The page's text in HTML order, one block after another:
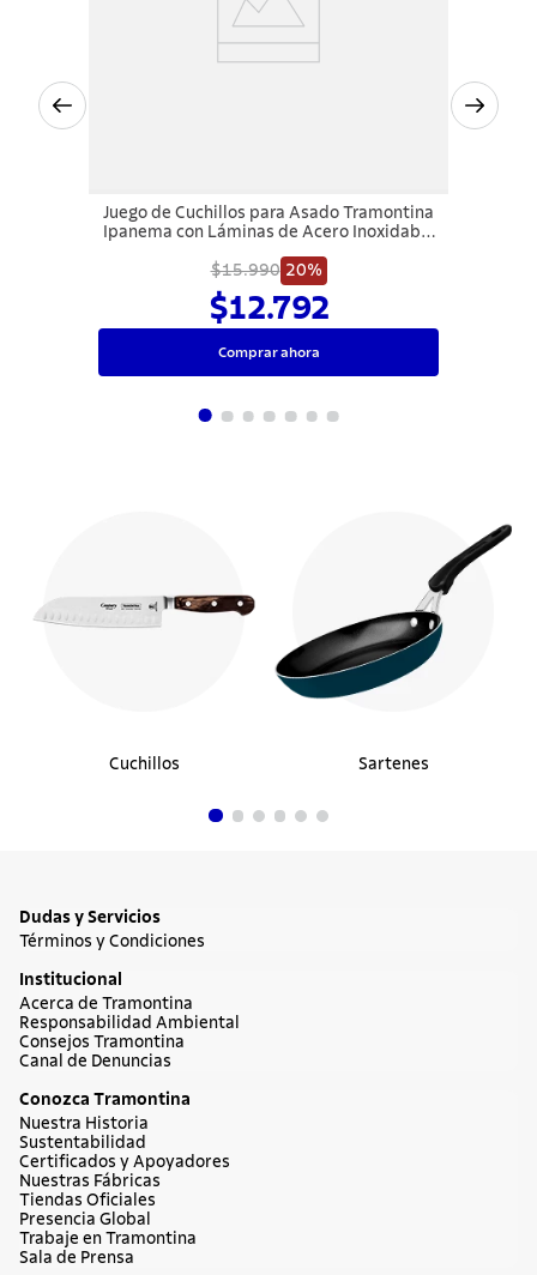
Juego de Cuchillos para Asado Tramontina
Ipanema con Láminas de Acero Inoxidable
$15.990 20%
$12.792
Comprar ahora
Cuchillos Sartenes
Dudas y Servicios
Términos y Condiciones
Institucional
Acerca de Tramontina
Responsabilidad Ambiental
Consejos Tramontina
Canal de Denuncias
Conozca Tramontina
Nuestra Historia
Sustentabilidad
Certificados y Apoyadores
Nuestras Fábricas
Tiendas Oficiales
Presencia Global
Trabaje en Tramontina
Sala de Prensa